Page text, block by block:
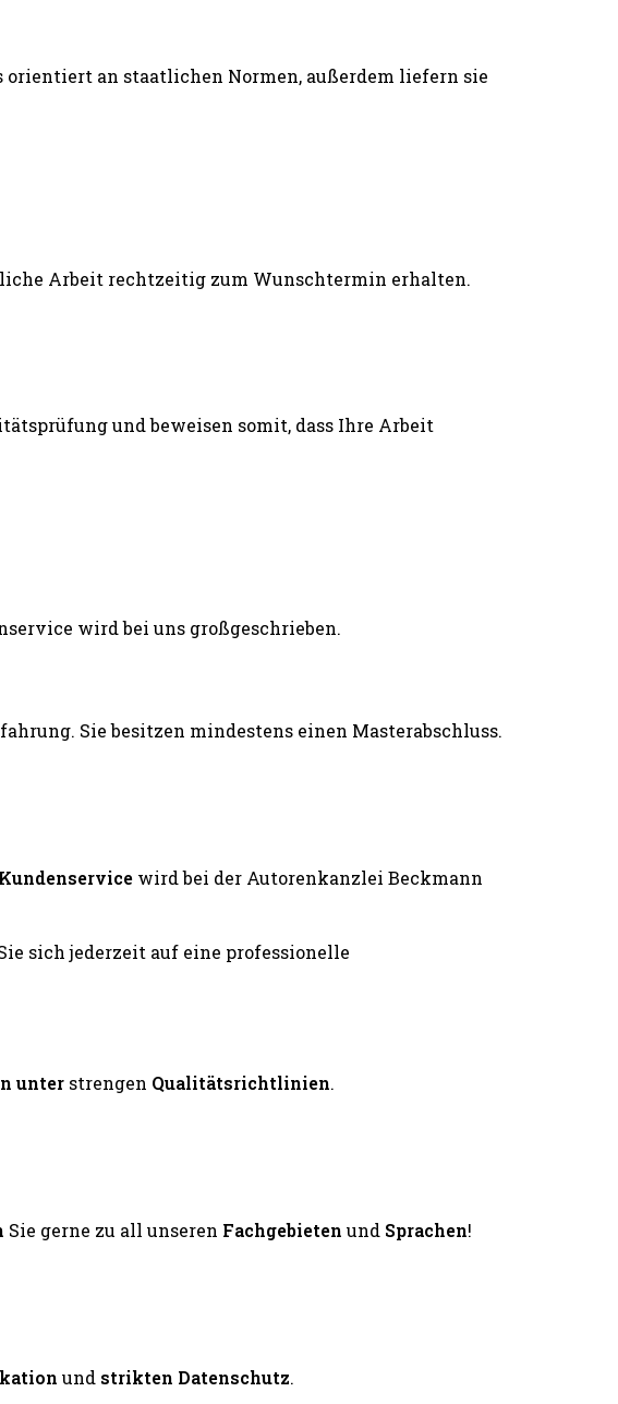
orientiert an staatlichen Normen, außerdem liefern sie
Arbeit rechtzeitig zum Wunschtermin erhalten.
und beweisen somit, dass Ihre Arbeit
Sie besitzen mindestens einen Masterabschluss.
wird bei der Autorenkanzlei Beckmann
unter strengen Qualitätsrichtlinien.
Sie gerne zu all unseren Fachgebieten und Sprachen!
und strikten Datenschutz.